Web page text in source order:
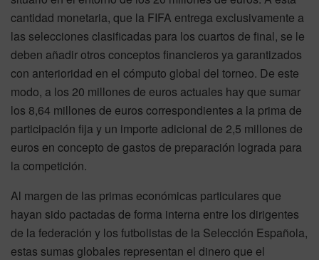
cantidad monetaria, que la FIFA entrega exclusivamente a
las selecciones clasificadas para los cuartos de final, se le
deben añadir otros conceptos financieros ya garantizados
con anterioridad en el cómputo global del torneo. De este
modo, a los 20 millones de euros actuales hay que sumar
los 8,64 millones de euros correspondientes a la prima de
participación fija y un importe adicional de 2,5 millones de
euros en concepto de gastos de preparación lograda para
la competición.
Al margen de las primas económicas particulares que
hayan sido pactadas de forma interna entre los dirigentes
de la federación y los futbolistas de la Selección Española,
estas sumas globales representan el dinero que el